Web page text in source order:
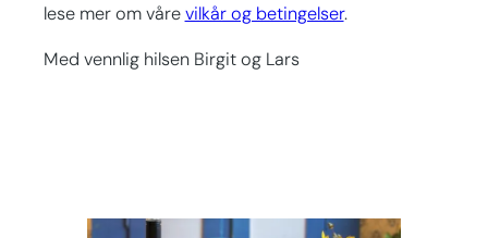
lese mer om vårevilkår og betingelser.
Med vennlig hilsen Birgit og Lars